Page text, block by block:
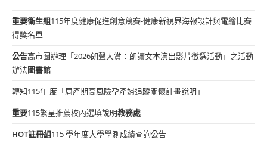
重要衛生組115年度健康促進創意競賽-健康新視界海報設計與電繪比賽
得獎名單
公告高市圖辦理「2026朗聲大賞：朗讀文本演出影片徵選活動」之活動
辦法圖書館
轉知115年 度「周產期高風險孕產婦追蹤關懷計畫說明」
重要115繁星推薦校內選填說明教務處
HOT註冊組115 學年度大學學測成績查詢公告